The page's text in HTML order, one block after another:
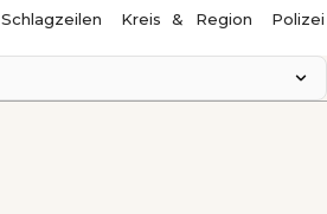
Schlagzeilen Kreis & Region Polizei